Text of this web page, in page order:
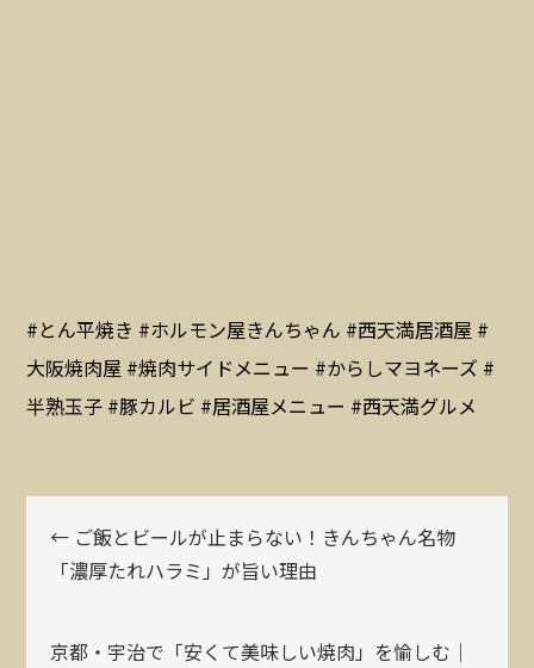
#とん平焼き #ホルモン屋きんちゃん #西天満居酒屋 #
大阪焼肉屋 #焼肉サイドメニュー #からしマヨネーズ #
半熟玉子 #豚カルビ #居酒屋メニュー #西天満グルメ
← ご飯とビールが止まらない！きんちゃん名物
「濃厚たれハラミ」が旨い理由
京都・宇治で「安くて美味しい焼肉」を愉しむ｜